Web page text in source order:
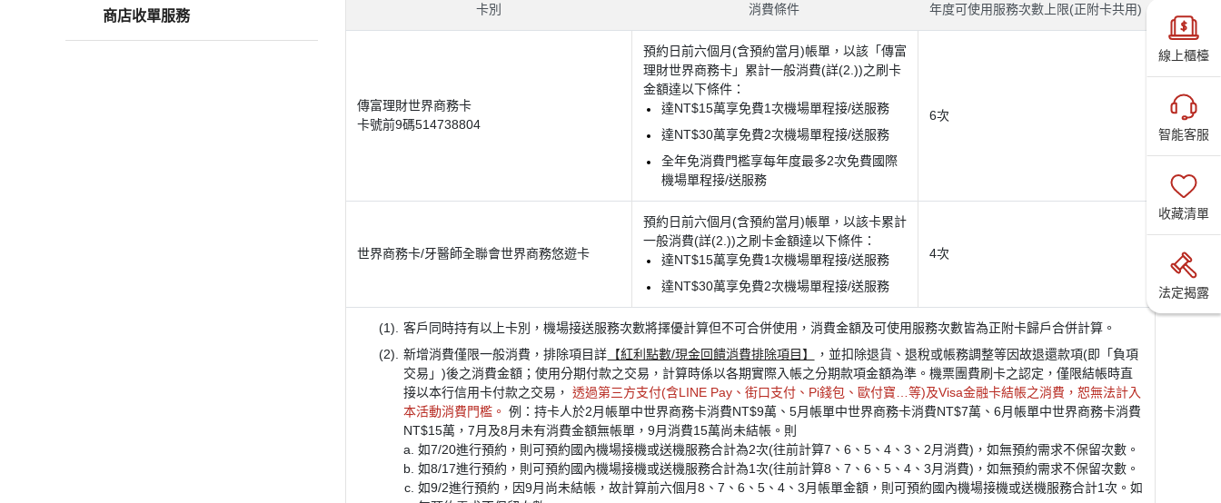
商店收單服務 卡別 消費條件 年度可使用服務次數上限(正附卡共用)
傳富理財世界商務卡
卡號前9碼514738804
預約日前六個月(含預約當月)帳單，以該「傳富
理財世界商務卡」累計一般消費(詳(2.))之刷卡
金額達以下條件：
達NT$15萬享免費1次機場單程接/送服務
達NT$30萬享免費2次機場單程接/送服務
全年免消費門檻享每年度最多2次免費國際
機場單程接/送服務
6次
世界商務卡/牙醫師全聯會世界商務悠遊卡
預約日前六個月(含預約當月)帳單，以該卡累計
一般消費(詳(2.))之刷卡金額達以下條件：
達NT$15萬享免費1次機場單程接/送服務
達NT$30萬享免費2次機場單程接/送服務
4次
客戶同時持有以上卡別，機場接送服務次數將擇優計算但不可合併使用，消費金額及可使用服務次數皆為正附卡歸戶合併計算。
新增消費僅限一般消費，排除項目詳 【紅利點數/現金回饋消費排除項目】
，並扣除退貨、退稅或帳務調整等因故退還款項(即「負項
交易」)後之消費金額；使用分期付款之交易，計算時係以各期實際入帳之分期款項金額為準。機票團費刷卡之認定，僅限結帳時直
接以本行信用卡付款之交易， 透過第三方支付(含LINE Pay、街口支付、Pi錢包、歐付寶…等)及Visa金融卡結帳之消費，恕無法計入
本活動消費門檻。 例：持卡人於2月帳單中世界商務卡消費NT$9萬、5月帳單中世界商務卡消費NT$7萬、6月帳單中世界商務卡消費
NT$15萬，7月及8月未有消費金額無帳單，9月消費15萬尚未結帳。則
如7/20進行預約，則可預約國內機場接機或送機服務合計為2次(往前計算7、6、5、4、3、2月消費)，如無預約需求不保留次數。
如8/17進行預約，則可預約國內機場接機或送機服務合計為1次(往前計算8、7、6、5、4、3月消費)，如無預約需求不保留次數。
如9/2進行預約，因9月尚未結帳，故計算前六個月8、7、6、5、4、3月帳單金額，則可預約國內機場接機或送機服務合計1次。如
線上櫃檯
智能客服
收藏清單
法定揭露